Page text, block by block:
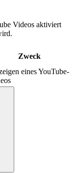
Videos aktiviert
Zweck
eines YouTube-